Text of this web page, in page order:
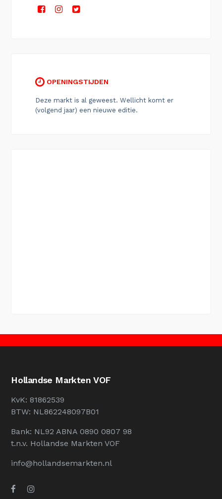
OPENINGSTIJDEN
Deze markt is al geweest. Wellicht komt er
(volgend jaar) een nieuwe editie.
Hollandse Markten VOF
KvK: 81862539
BTW: NL862248097B01
Bank: NL92 ABNA 0890 0807 98
t.n.v. Hollandse Markten VOF
info@hollandsemarkten.nl